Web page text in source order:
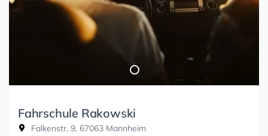
Fahrschule Rakowski
Falkenstr. 9, 67063 Mannheim